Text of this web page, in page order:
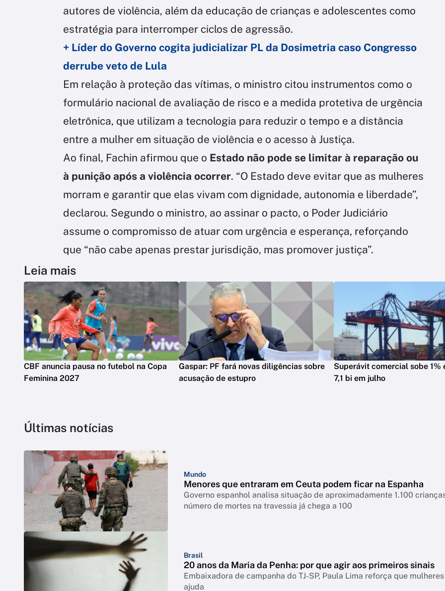
autores de violência, além da educação de crianças e adolescentes como
estratégia para interromper ciclos de agressão.
+ Líder do Governo cogita judicializar PL da Dosimetria caso Congresso
derrube veto de Lula
Em relação à proteção das vítimas, o ministro citou instrumentos como o
formulário nacional de avaliação de risco e a medida protetiva de urgência
eletrônica, que utilizam a tecnologia para reduzir o tempo e a distância
entre a mulher em situação de violência e o acesso à Justiça.
Ao final, Fachin afirmou que o Estado não pode se limitar à reparação ou
à punição após a violência ocorrer. “O Estado deve evitar que as mulheres
morram e garantir que elas vivam com dignidade, autonomia e liberdade”,
declarou. Segundo o ministro, ao assinar o pacto, o Poder Judiciário
assume o compromisso de atuar com urgência e esperança, reforçando
que “não cabe apenas prestar jurisdição, mas promover justiça”.
Leia mais
CBF anuncia pausa no futebol na Copa
Feminina 2027
Gaspar: PF fará novas diligências sobre
acusação de estupro
Superávit comercial sobe 1%
7,1 bi em julho
Últimas notícias
Mundo
Menores que entraram em Ceuta podem ficar na Espanha
Governo espanhol analisa situação de aproximadamente 1.100
número de mortes na travessia já chega a 100
Brasil
20 anos da Maria da Penha: por que agir aos primeiros sinais
Embaixadora de campanha do TJ-SP, Paula Lima reforça que
ajuda